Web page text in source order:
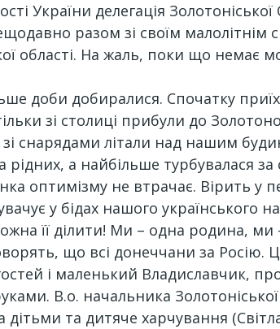
України делегація
разом зі своїм
області. На жаль, поки що немає
доби добиралися. Спочатку
зі столиці прибули до
снарядами літали над нашим
рідних, а найбільше турбувалася
оптимізму не втрачає. Вірить у
у бідах нашого українського
її ділити! Ми – одна родина,
що всі донеччани за Росію.
і маленький Владиславчик,
В.о. начальника
дітьми та дитяче харчування